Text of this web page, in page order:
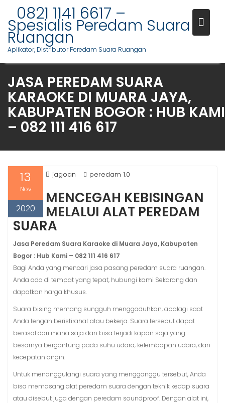
o
t
0821 1141 6617 –
Spesialis Peredam Suara
Ruangan
Aplikator, Distributor Peredam Suara Ruangan
JASA PEREDAM SUARA
KARAOKE DI MUARA JAYA,
KABUPATEN BOGOR : HUB KAMI
– 082 111 416 617
13
Nov
2020
jagoan peredam 1.0
MENCEGAH KEBISINGAN
MELALUI ALAT PEREDAM
SUARA
Jasa Peredam Suara Karaoke di Muara Jaya, Kabupaten
Bogor : Hub Kami – 082 111 416 617
Bagi Anda yang mencari jasa pasang peredam suara ruangan.
Anda ada di tempat yang tepat, hubungi kami Sekarang dan
dapatkan harga khusus.
Suara bising memang sungguh menggaduhkan, apalagi saat
Anda tengah beristirahat atau bekerja. Suara tersebut dapat
berasal dari mana saja dan bisa terjadi kapan saja yang
besarnya bergantung pada suhu udara, kelembapan udara, dan
kecepatan angin.
Untuk menanggulangi suara yang mengganggu tersebut, Anda
bisa memasang alat peredam suara dengan teknik kedap suara
atau disebut juga dengan peredam soundproof. Dengan alat ini,